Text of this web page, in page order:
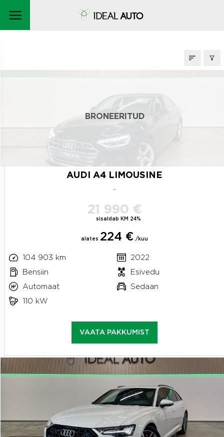
broneeritud
BRONEERITUD
AUDI A4 LIMOUSINE
-
21 990 €
sisaldab KM 24%
alates 224 € /kuu
104 903 km
2022
Bensiin
Esivedu
Automaat
Sedaan
110 kW
VAATA PAKKUMIST